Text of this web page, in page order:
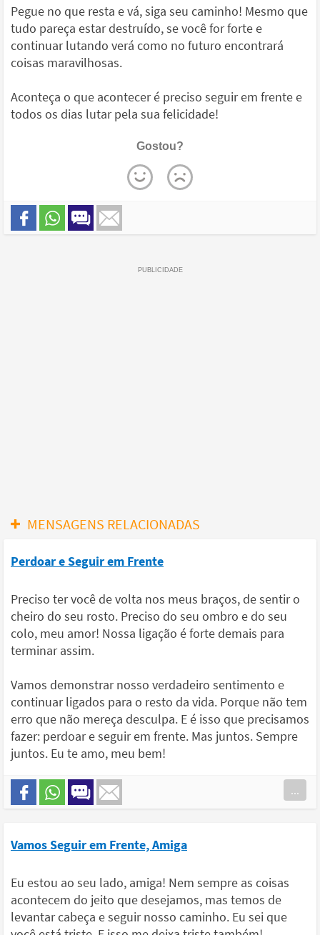
Pegue no que resta e vá, siga seu caminho! Mesmo que
tudo pareça estar destruído, se você for forte e
continuar lutando verá como no futuro encontrará
coisas maravilhosas.
Aconteça o que acontecer é preciso seguir em frente e
todos os dias lutar pela sua felicidade!
Gostou?
MENSAGENS RELACIONADAS
Perdoar e Seguir em Frente
Preciso ter você de volta nos meus braços, de sentir o
cheiro do seu rosto. Preciso do seu ombro e do seu
colo, meu amor! Nossa ligação é forte demais para
terminar assim.
Vamos demonstrar nosso verdadeiro sentimento e
continuar ligados para o resto da vida. Porque não tem
erro que não mereça desculpa. E é isso que precisamos
fazer: perdoar e seguir em frente. Mas juntos. Sempre
juntos. Eu te amo, meu bem!
...
Vamos Seguir em Frente, Amiga
Eu estou ao seu lado, amiga! Nem sempre as coisas
acontecem do jeito que desejamos, mas temos de
levantar cabeça e seguir nosso caminho. Eu sei que